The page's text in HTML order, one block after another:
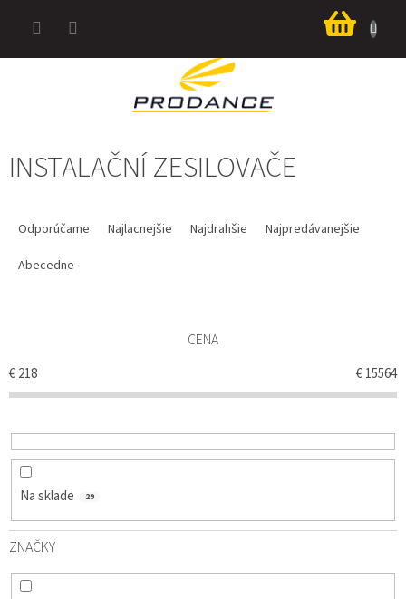
košík
INSTALAČNÍ ZESILOVAČE
R
O
D
K
T
Odporúčame Najlacnejšie Najdrahšie
Najpredávanejšie
Abecedne
CENA
€218 €15564
Na sklade 29
ZNAČKY